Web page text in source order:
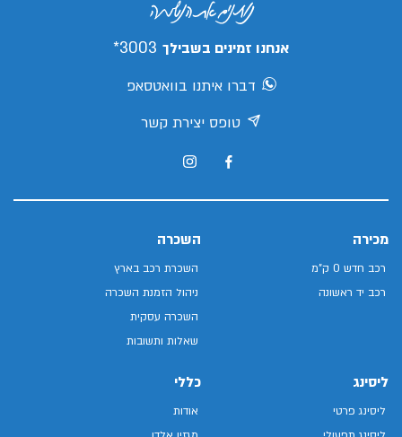
אנחנו זמינים בשבילך 3003*
דברו איתנו בוואטסאפ
טופס יצירת קשר
מכירה
רכב חדש 0 ק"מ
רכב יד ראשונה
השכרה
השכרת רכב בארץ
ניהול הזמנת השכרה
השכרה עסקית
שאלות ותשובות
ליסינג
ליסינג פרטי
כללי
אודות